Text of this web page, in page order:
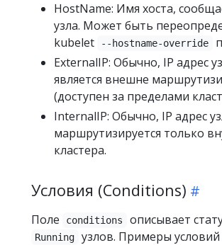
HostName: Имя хоста,
узла. Может быть
kubelet
--hostname-override
ExternalIP: Обычно, IP адрес
является внешне
(доступен за пределами
InternalIP: Обычно, IP адрес
маршрутизируется только
кластера.
Условия (Conditions)
Поле conditions описывает
Running
узлов. Примеры